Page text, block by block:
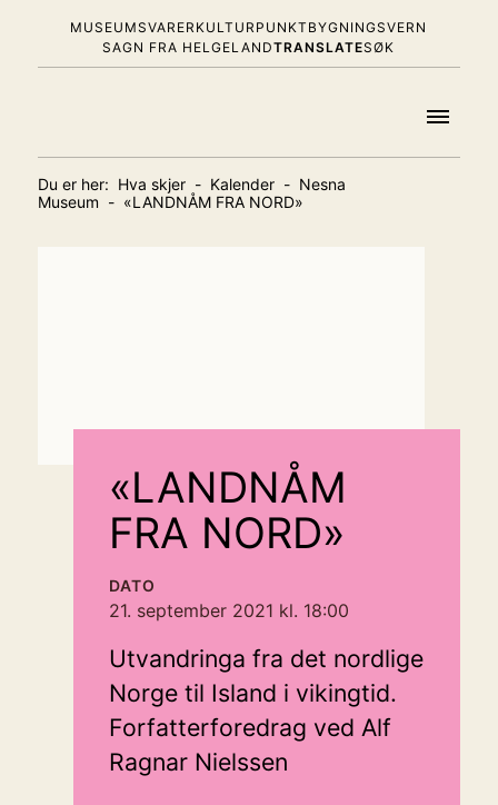
MUSEUMSVARER KULTURPUNKT BYGNINGSVERN
SAGN FRA HELGELANDTRANSLATESØK
Du er her: Hva skjer - Kalender - Nesna
Museum - «LANDNÅM FRA NORD»
«LANDNÅM
FRA NORD»
DATO
21. september 2021 kl. 18:00
Utvandringa fra det nordlige
Norge til Island i vikingtid.
Forfatterforedrag ved Alf
Ragnar Nielssen